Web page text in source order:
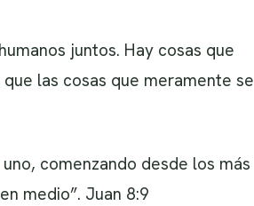
juntos. Hay cosas que
las cosas que meramente se
comenzando desde los más
medio”. Juan 8:9